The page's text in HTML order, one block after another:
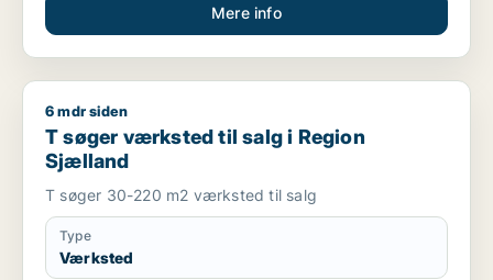
Mere info
T søger værksted til salg i Region Sjælland
6 mdr siden
T søger værksted til salg i Region
Sjælland
T søger 30-220 m2 værksted til salg
Type
Værksted